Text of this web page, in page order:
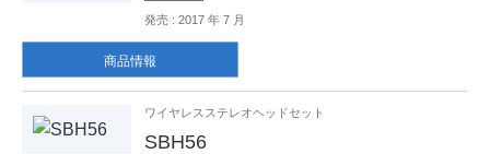
発売 : 2017 年 7 月
商品情報
ワイヤレスステレオヘッドセット
SBH56